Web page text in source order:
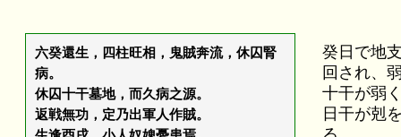
六癸還生，四柱旺相，鬼賊奔流，休囚腎
病。
休囚十干墓地，而久病之源。
返戦無功，定乃出軍人作賊。
癸日で地
回され、
十干が弱
日干が剋